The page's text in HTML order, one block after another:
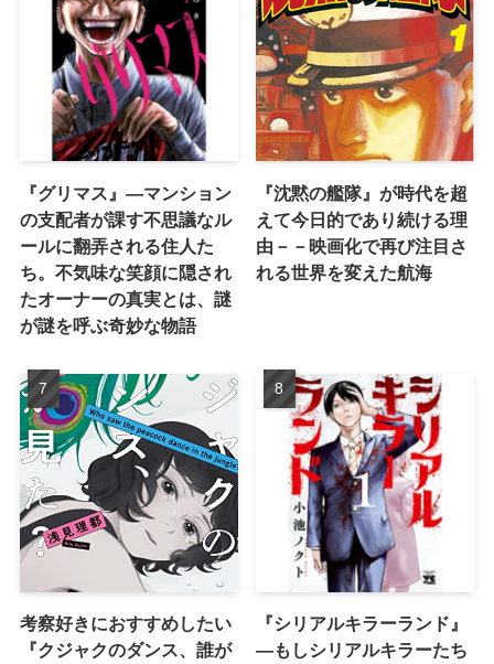
『グリマス』―マンション
の支配者が課す不思議なル
ールに翻弄される住人た
ち。不気味な笑顔に隠され
たオーナーの真実とは、謎
が謎を呼ぶ奇妙な物語
『沈黙の艦隊』が時代を超
えて今日的であり続ける理
由－－映画化で再び注目さ
れる世界を変えた航海
考察好きにおすすめしたい
『クジャクのダンス、誰が
『シリアルキラーランド』
―もしシリアルキラーたち